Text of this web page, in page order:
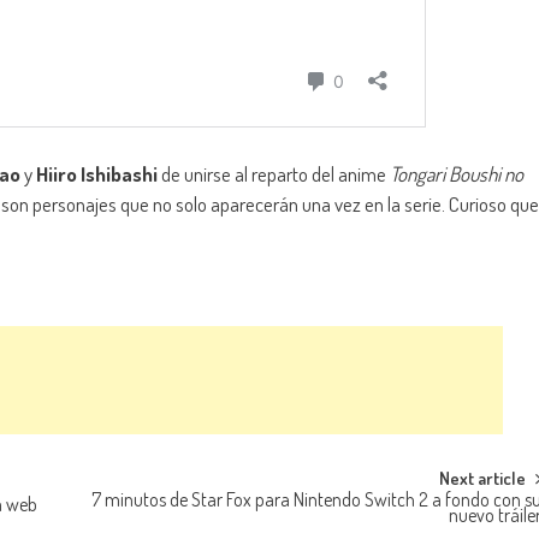
yHiiro Ishibashide unirse al reparto del anime Tongari Boushi no
personajes que no solo aparecerán una vez en la serie. Curioso que
web
Next article
7 minutos de Star Fox para Nintendo Switch 2 a fondo con
nuevo